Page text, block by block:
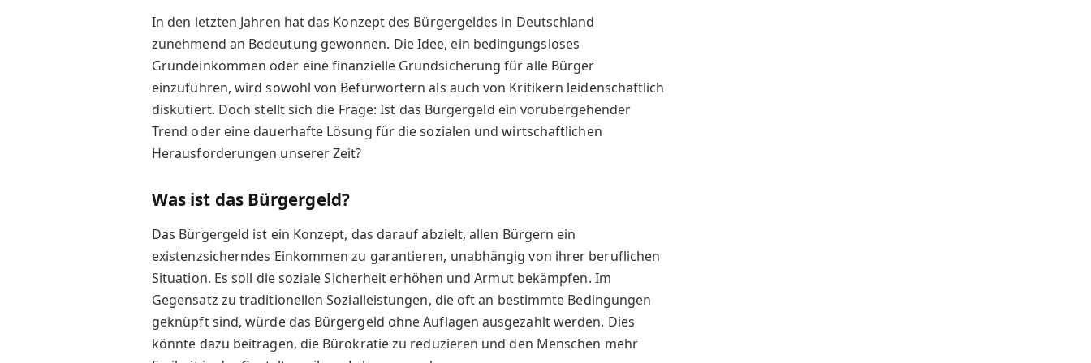
In den letzten Jahren hat das Konzept des Bürgergeldes in Deutschland
zunehmend an Bedeutung gewonnen. Die Idee, ein bedingungsloses
Grundeinkommen oder eine finanzielle Grundsicherung für alle Bürger
einzuführen, wird sowohl von Befürwortern als auch von Kritikern leidenschaftlich
diskutiert. Doch stellt sich die Frage: Ist das Bürgergeld ein vorübergehender
Trend oder eine dauerhafte Lösung für die sozialen und wirtschaftlichen
Herausforderungen unserer Zeit?
Was ist das Bürgergeld?
Das Bürgergeld ist ein Konzept, das darauf abzielt, allen Bürgern ein
existenzsicherndes Einkommen zu garantieren, unabhängig von ihrer beruflichen
Situation. Es soll die soziale Sicherheit erhöhen und Armut bekämpfen. Im
Gegensatz zu traditionellen Sozialleistungen, die oft an bestimmte Bedingungen
geknüpft sind, würde das Bürgergeld ohne Auflagen ausgezahlt werden. Dies
könnte dazu beitragen, die Bürokratie zu reduzieren und den Menschen mehr